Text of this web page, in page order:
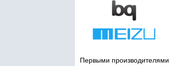
Первыми производителями